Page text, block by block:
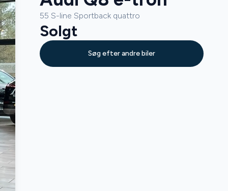
55 S-line Sportback quattro
Solgt
Søg efter andre biler